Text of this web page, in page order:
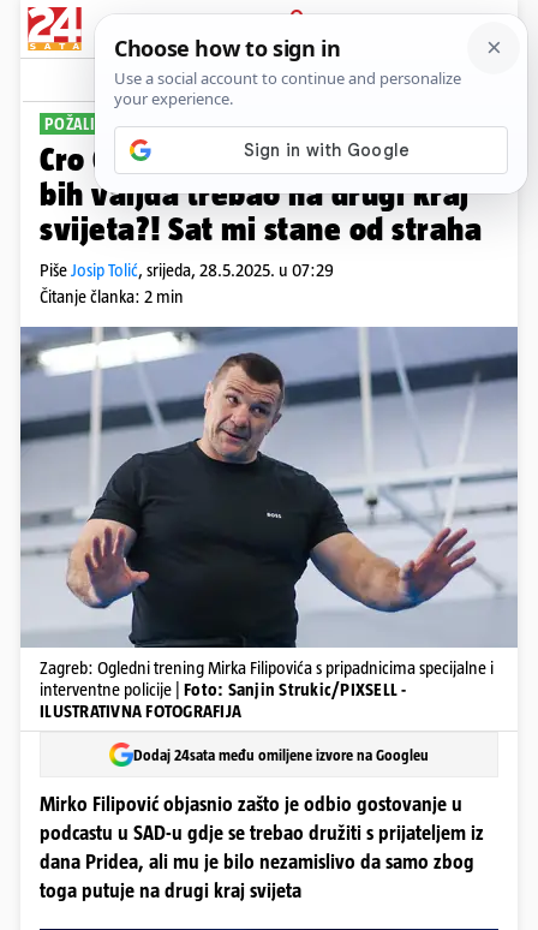
PRIJAVA
Sport Komentari
POŽALIO SE PRATITELJIMA
Cro Cop: Radi besplatne karte ja
bih valjda trebao na drugi kraj
svijeta?! Sat mi stane od straha
PišeJosip Tolić, srijeda, 28.5.2025. u 07:29
Čitanje članka: 2 min
Zagreb: Ogledni trening Mirka Filipovića s pripadnicima specijalne i
interventne policije | Foto: Sanjin Strukic/PIXSELL -
ILUSTRATIVNA FOTOGRAFIJA
Dodaj 24sata među omiljene izvore na Googleu
Mirko Filipović objasnio zašto je odbio gostovanje u
podcastu u SAD-u gdje se trebao družiti s prijateljem iz
dana Pridea, ali mu je bilo nezamislivo da samo zbog
toga putuje na drugi kraj svijeta